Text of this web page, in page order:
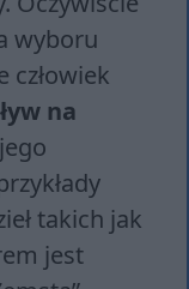
wyboru
człowiek
na
takich jak
jest